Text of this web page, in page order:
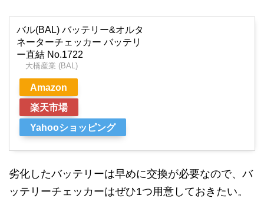
バル(BAL) バッテリー&オルタ
ネーターチェッカー バッテリ
ー直結 No.1722
大橋産業 (BAL)
Amazon
楽天市場
Yahooショッピング
劣化したバッテリーは早めに交換が必要なので、バ
ッテリーチェッカーはぜひ1つ用意しておきたい。